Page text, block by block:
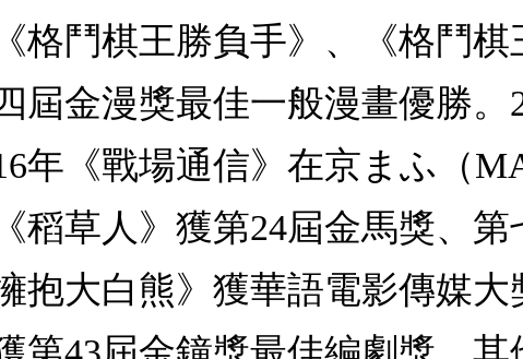
格鬥棋王勝負手》、《格鬥棋
屆金漫獎最佳一般漫畫優勝。
年《戰場通信》在京まふ（
稻草人》獲第24屆金馬獎、
抱大白熊》獲華語電影傳媒大